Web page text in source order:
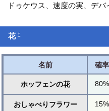
ドゥケウス、速度の実、デバ
花†
名前 確率
ホッフェンの花 80%
おしゃべりフラワー 15%